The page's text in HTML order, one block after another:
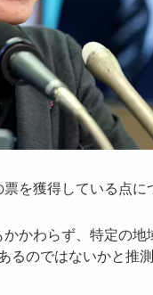
を獲得している点
かわらず、特定の
るのではないかと推